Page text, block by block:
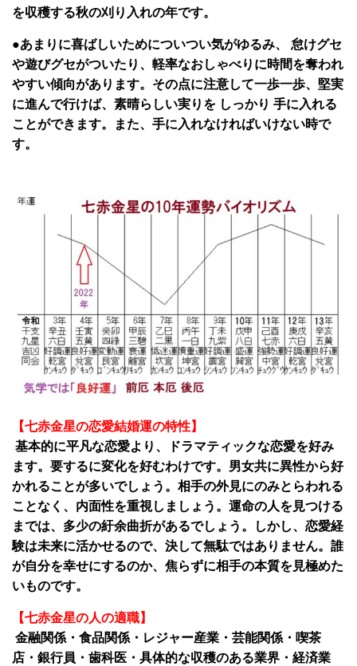
を収穫する秋の刈り入れの年です。
●あまりに喜ばしいためについつい気がゆるみ、 怠けグセ
や遊びグセがついたり、軽率なおしゃべりに時間を奪われ
やすい傾向があります。その点に注意して一歩一歩、堅実
に進んで行けば、素晴らしい実りを しっかり 手に入れる
ことができます。また、手に入れなければいけない時で
す。
【七赤金星の恋愛結婚運の特性】
基本的に平凡な恋愛より、ドラマティックな恋愛を好み
ます。要するに変化を好むわけです。男女共に異性から好
かれることが多いでしょう。相手の外見にのみとらわれる
ことなく、内面性を重視しましょう。運命の人を見つける
までは、多少の紆余曲折があるでしょう。しかし、恋愛経
験は未来に活かせるので、決して無駄ではありません。誰
が自分を幸せにするのか、焦らずに相手の本質を見極めた
いものです。
【七赤金星の人の適職】
金融関係・食品関係・レジャー産業・芸能関係・喫茶
店・銀行員・歯科医・具体的な収穫のある業界・経済業